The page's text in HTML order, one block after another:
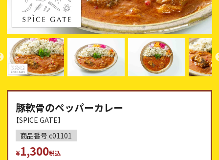
豚軟骨のペッパーカレー
【SPICE GATE】
商品番号 c01101
¥1,300税込